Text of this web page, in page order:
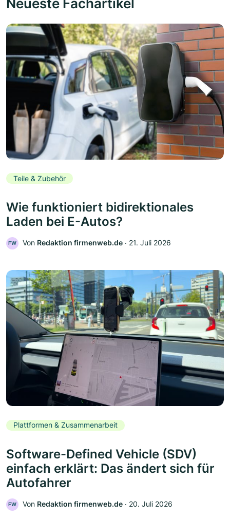
Teile & Zubehör
Wie funktioniert bidirektionales
Laden bei E-Autos?
FW Von Redaktion firmenweb.de ‧ 21. Juli 2026
Plattformen & Zusammenarbeit
Software-Defined Vehicle (SDV)
einfach erklärt: Das ändert sich für
Autofahrer
FW Von Redaktion firmenweb.de ‧ 20. Juli 2026